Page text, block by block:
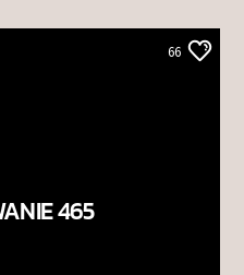
66
465